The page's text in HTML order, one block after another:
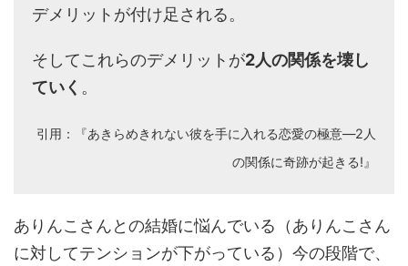
デメリットが付け足される。
そしてこれらのデメリットが2人の関係を壊し
ていく 。
引用：『あきらめきれない彼を手に入れる恋愛の極意―2人
の関係に奇跡が起きる!』
ありんこさんとの結婚に悩んでいる（ありんこさん
に対してテンションが下がっている）今の段階で、